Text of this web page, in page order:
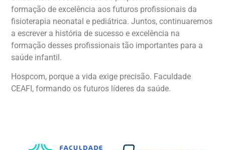
formação de excelência aos futuros profissionais da
fisioterapia neonatal e pediátrica. Juntos, continuaremos
a escrever a história de sucesso e excelência na
formação desses profissionais tão importantes para a
saúde infantil.
Hospcom, porque a vida exige precisão. Faculdade
CEAFI, formando os futuros líderes da saúde.